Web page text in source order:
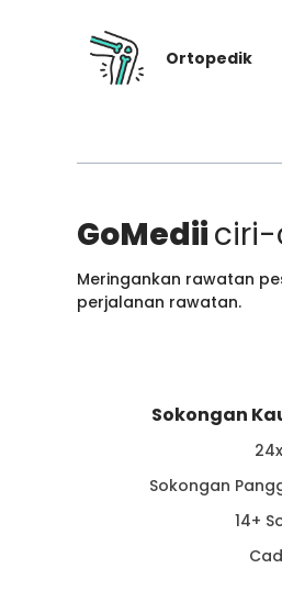
Ortopedik
GoMediiciri-
Meringankan rawatan
perjalanan rawatan.
Sokongan
Sokongan
14+